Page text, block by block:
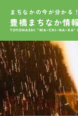
まちなかの今が分かる！